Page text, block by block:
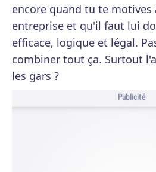
encore quand tu te motives
entreprise et qu'il faut lui
efficace, logique et légal.
combiner tout ça. Surtout
les gars ?
Publicité